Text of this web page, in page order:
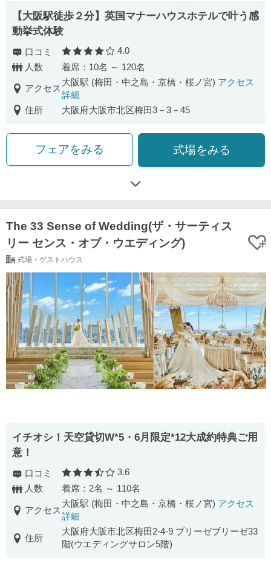
【大阪駅徒歩２分】英国マナーハウスホテルで叶う感
動挙式体験
口コミ 口コミ評価
4.0
人数
着席：10名 ～ 120名
アクセス
大阪駅 (梅田・中之島・京橋・桜ノ宮) アクセス
詳細
住所
大阪府大阪市北区梅田3－3－45
フェアをみる 式場をみる
The 33 Sense of Wedding(ザ・サーティス
リー センス・オブ・ウエディング)
式場・ゲストハウス
イチオシ！天空貸切W*5・6月限定*12大成約特典ご用
意！
口コミ 口コミ評価
3.6
人数
着席：2名 ～ 110名
アクセス
大阪駅 (梅田・中之島・京橋・桜ノ宮) アクセス
詳細
住所
大阪府大阪市北区梅田2-4-9 ブリーゼブリーゼ33
階(ウエディングサロン5階)